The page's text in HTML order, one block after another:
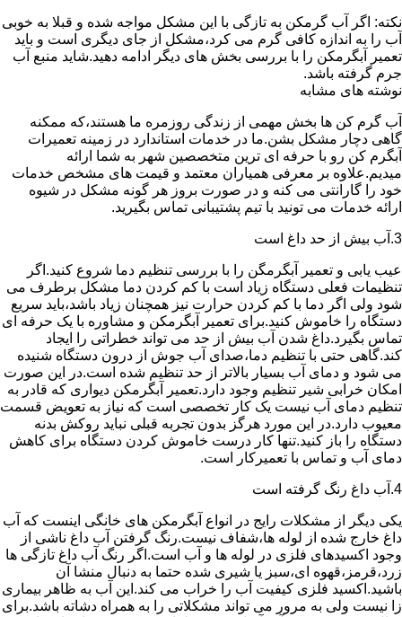
نکته: اگر آب گرمکن به تازگی با این مشکل مواجه شده و قبلا به خوبی
آب را به اندازه کافی گرم می کرد،مشکل از جای دیگری است و باید
تعمیر آبگرمکن را با بررسی بخش های دیگر ادامه دهید.شاید منبع آب
جرم گرفته باشد.
نوشته های مشابه
آب گرم کن ها بخش مهمی از زندگی روزمره ما هستند،که ممکنه
گاهی دچار مشکل بشن.ما در خدمات استاندارد در زمینه تعمیرات
آبگرم کن رو با حرفه ای ترین متخصصین شهر به شما ارائه
میدیم.علاوه بر معرفی همیاران معتمد و قیمت های مشخص خدمات
خود را گارانتی می کنه و در صورت بروز هر گونه مشکل در شیوه
ارائه خدمات می تونید با تیم پشتیبانی تماس بگیرید.
3.آب بیش از حد داغ است
عیب یابی و تعمیر آبگرمگن را با بررسی تنظیم دما شروع کنید.اگر
تنظیمات فعلی دستگاه زیاد است با کم کردن دما مشکل برطرف می
شود ولی اگر دما با کم کردن حرارت نیز همچنان زیاد باشد،باید سریع
دستگاه را خاموش کنید.برای تعمیر آبگرمکن و مشاوره با یک حرفه ای
تماس بگیرد.داغ شدن آب بیش از حد می تواند خطراتی را ایجاد
کند.گاهی حتی با تنظیم دما،صدای آب جوش از درون دستگاه شنیده
می شود و دمای آب بسیار بالاتر از حد تنظیم شده است.در این صورت
امکان خرابی شیر تنظیم وجود دارد.تعمیر آبگرمکن دیواری که قادر به
تنظیم دمای آب نیست یک کار تخصصی است که نیاز به تعویض قسمت
معیوب دارد.در این مورد هرگز بدون تجربه قبلی نباید روکش بدنه
دستگاه را باز کنید.تنها کار درست خاموش کردن دستگاه برای کاهش
دمای آب و تماس با تعمیرکار است.
4.آب داغ رنگ گرفته است
یکی دیگر از مشکلات رایج در انواع آبگرمکن های خانگی اینست که آب
داغ خارج شده از لوله ها،شفاف نیست.رنگ گرفتن آب داغ ناشی از
وجود اکسیدهای فلزی در لوله ها و آب است.اگر رنگ آب داغ تازگی ها
زرد،قرمز،قهوه ای،سبز یا شیری شده حتما به دنبال منشا آن
باشید.اکسید فلزی کیفیت آب را خراب می کند.این آب به ظاهر بیماری
زا نیست ولی به مرور می تواند مشکلاتی را به همراه دشاته باشد.برای